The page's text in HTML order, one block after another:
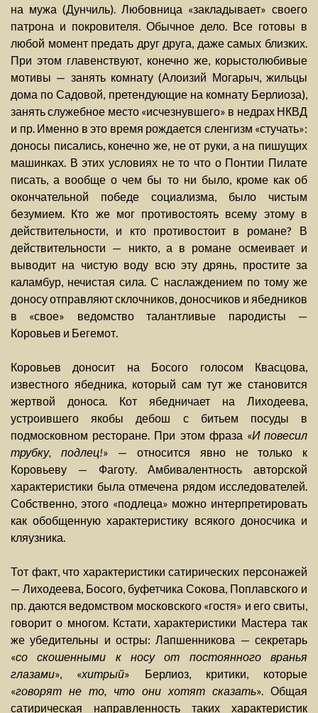
на мужа (Дунчиль). Любовница «закладывает» своего
патрона и покровителя. Обычное дело. Все готовы в
любой момент предать друг друга, даже самых близких.
При этом главенствуют, конечно же, корыстолюбивые
мотивы — занять комнату (Алоизий Могарыч, жильцы
дома по Садовой, претендующие на комнату Берлиоза),
занять служебное место «исчезнувшего» в недрах НКВД
и пр. Именно в это время рождается сленгизм «стучать»:
доносы писались, конечно же, не от руки, а на пишущих
машинках. В этих условиях не то что о Понтии Пилате
писать, а вообще о чем бы то ни было, кроме как об
окончательной победе социализма, было чистым
безумием. Кто же мог противостоять всему этому в
действительности, и кто противостоит в романе? В
действительности — никто, а в романе осмеивает и
выводит на чистую воду всю эту дрянь, простите за
каламбур, нечистая сила. С наслаждением по тому же
доносу отправляют склочников, доносчиков и ябедников
в «свое» ведомство талантливые пародисты —
Коровьев и Бегемот.
Коровьев доносит на Босого голосом Квасцова,
известного ябедника, который сам тут же становится
жертвой доноса. Кот ябедничает на Лиходеева,
устроившего якобы дебош с битьем посуды в
подмосковном ресторане. При этом фраза «И повесил
трубку, подлец!» — относится явно не только к
Коровьеву — Фаготу. Амбивалентность авторской
характеристики была отмечена рядом исследователей.
Собственно, этого «подлеца» можно интерпретировать
как обобщенную характеристику всякого доносчика и
кляузника.
Тот факт, что характеристики сатирических персонажей
— Лиходеева, Босого, буфетчика Сокова, Поплавского и
пр. даются ведомством московского «гостя» и его свиты,
говорит о многом. Кстати, характеристики Мастера так
же убедительны и остры: Лапшенникова — секретарь
«со скошенными к носу от постоянного вранья
глазами», «хитрый» Берлиоз, критики, которые
«говорят не то, что они хотят сказать». Общая
сатирическая направленность таких характеристик